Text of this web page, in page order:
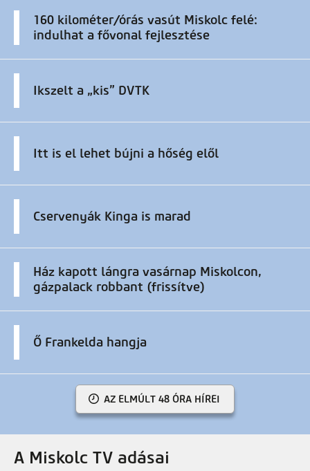
160 kilométer/órás vasút Miskolc felé:
indulhat a fővonal fejlesztése
Ikszelt a „kis” DVTK
Itt is el lehet bújni a hőség elől
Cservenyák Kinga is marad
Ház kapott lángra vasárnap Miskolcon,
gázpalack robbant (frissítve)
Ő Frankelda hangja
AZ ELMÚLT 48 ÓRA HÍREI
A Miskolc TV adásai